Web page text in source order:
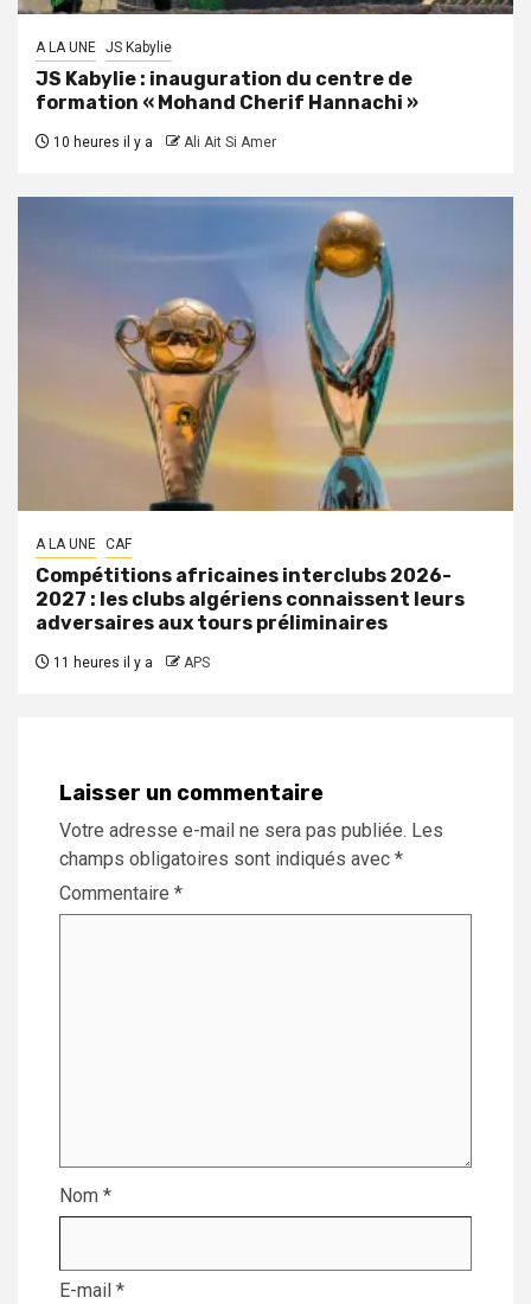
A LA UNE JS Kabylie
JS Kabylie : inauguration du centre de
formation « Mohand Cherif Hannachi »
10 heures il y a Ali Ait Si Amer
A LA UNE CAF
Compétitions africaines interclubs 2026-
2027 : les clubs algériens connaissent leurs
adversaires aux tours préliminaires
11 heures il y a APS
Laisser un commentaire
Votre adresse e-mail ne sera pas publiée. Les
champs obligatoires sont indiqués avec *
Commentaire *
Nom *
E-mail *